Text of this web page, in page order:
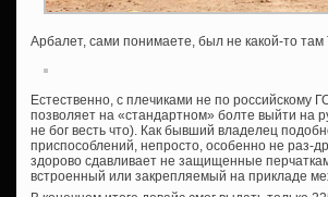
Арбалет, сами понимаете, был не какой-то
Естественно, с плечиками не по российскому
позволяет на «стандартном» болте выйти на
не бог весть что). Как бывший владелец
приспособлений, непросто, особенно не раз-
здорово сдавливает не защищенные
встроенный или закрепляемый на прикладе